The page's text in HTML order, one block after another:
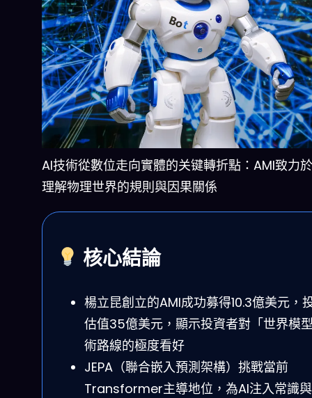
AI技術從數位走向實體的关键轉折點：AMI致力
理解物理世界的規則與因果關係
核心結論
楊立昆創立的AMI成功募得10.3億美元，
估值35億美元，顯示投資者對「世界模
術路線的極度看好
JEPA（聯合嵌入預測架構）挑戰當前
Transformer主導地位，為AI注入常識